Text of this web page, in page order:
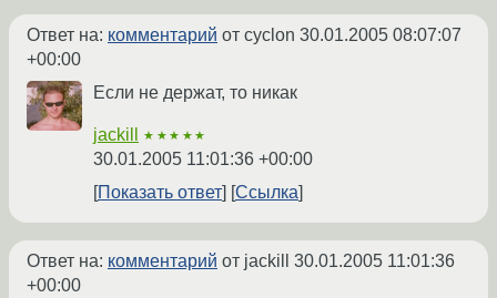
Ответ на: комментарий от cyclon 30.01.2005 08:07:07
+00:00
Если не держат, то никак
jackill ★★★★★
30.01.2005 11:01:36 +00:00
Показать ответ
Ссылка
Ответ на: комментарий от jackill 30.01.2005 11:01:36
+00:00